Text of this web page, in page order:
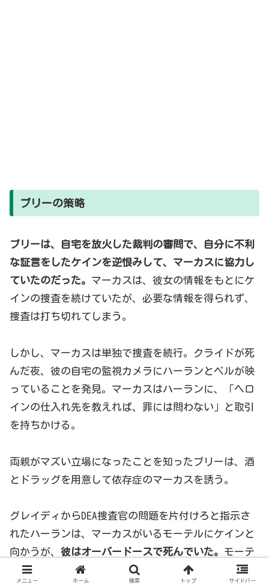
ブリーの策略
ブリーは、自宅を放火した裁判の審問で、自分に不利
な証言をしたケインを逆恨みして、マーカスに協力し
ていたのだった。 マーカスは、彼女の情報をもとにケ
インの捜査を続けていたが、必要な情報を得られず、
捜査は打ち切れてしまう。
しかし、マーカスは単独で捜査を続行。クライドが死
んだ夜、彼の自宅の監視カメラにハーランとベルが映
っていることを発見。マーカスはハーランに、「ヘロ
インの仕入れ先を教えれば、罪には問わない」と取引
を持ちかける。
両親がマズい立場になったことを知ったブリーは、酒
とドラッグを用意して依存症のマーカスを誘う。
グレイディからDEA捜査官の問題を片付けろと指示さ
れたハーランは、マーカスがいるモーテルにケインと
向かうが、 彼はオーバードースで死んでいた。 モーテ
ルからの帰り、ケインはハイになって道路に倒れてい
メニュー ホーム 検索 トップ サイドバー